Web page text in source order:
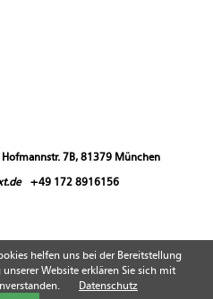
Hofmannstr. 7B, 81379 München
+49 172 8916156‬
IMPRESSUM
helfen uns bei der Bereitstellung
Website erklären Sie sich mit
Datenschutz